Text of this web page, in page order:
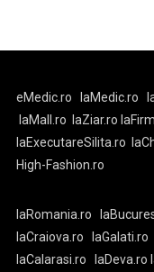
eMedic.ro laMedic.ro
laMall.ro
laZiar.ro
laExecutareSilita.ro
High-Fashion.ro
laRomania.ro
laCraiova.ro
laGalati.ro
laCalarasi.ro
laDeva.ro